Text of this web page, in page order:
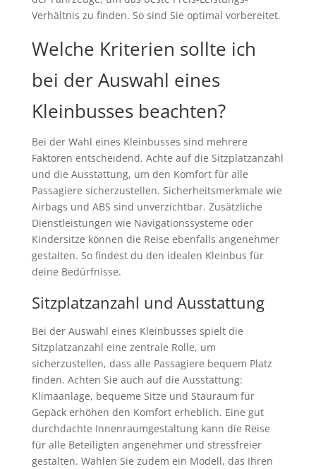
Verhältnis zu finden. So sind Sie optimal vorbereitet.
Welche Kriterien sollte ich
bei der Auswahl eines
Kleinbusses beachten?
Bei der Wahl eines Kleinbusses sind mehrere
Faktoren entscheidend. Achte auf die Sitzplatzanzahl
und die Ausstattung, um den Komfort für alle
Passagiere sicherzustellen. Sicherheitsmerkmale wie
Airbags und ABS sind unverzichtbar. Zusätzliche
Dienstleistungen wie Navigationssysteme oder
Kindersitze können die Reise ebenfalls angenehmer
gestalten. So findest du den idealen Kleinbus für
deine Bedürfnisse.
Sitzplatzanzahl und Ausstattung
Bei der Auswahl eines Kleinbusses spielt die
Sitzplatzanzahl eine zentrale Rolle, um
sicherzustellen, dass alle Passagiere bequem Platz
finden. Achten Sie auch auf die Ausstattung:
Klimaanlage, bequeme Sitze und Stauraum für
Gepäck erhöhen den Komfort erheblich. Eine gut
durchdachte Innenraumgestaltung kann die Reise
für alle Beteiligten angenehmer und stressfreier
gestalten. Wählen Sie zudem ein Modell, das Ihren